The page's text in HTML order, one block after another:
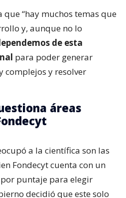
que “hay muchos temas que
y, aunque no lo
de esta
para poder generar
complejos y resolver
áreas
a la científica son las
Fondecyt cuenta con un
puntaje para elegir
decidió que este solo